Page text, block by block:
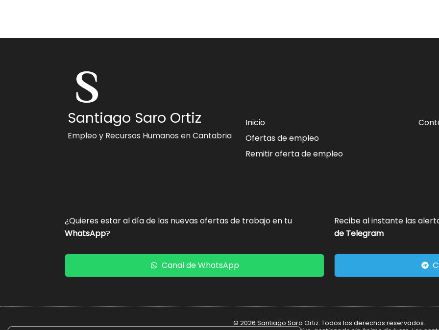
Santiago Saro Ortiz
Empleo y Recursos Humanos en Cantabria
Inicio
Ofertas de empleo
Remitir oferta de empleo
¿Quieres estar al día de las nuevas ofertas de trabajo en tu
WhatsApp?
Canal de WhatsApp
Recibe al instante las
de Telegram
© 2026 Santiago Saro Ortiz. Todos los derechos reservados.